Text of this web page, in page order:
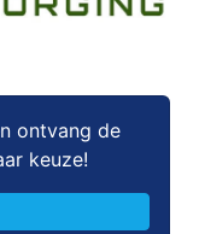
ontvang de
keuze!